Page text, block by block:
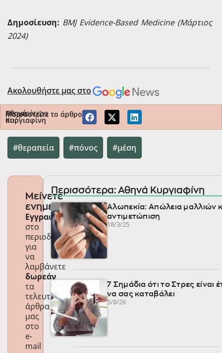
Δημοσίευση: BMJ Evidence-Based Medicine (Μάρτιος
2024)
Ακολουθήστε μας στο
Περισσότερα
από
Αθηνά
Κυργιαφίνη
Μοιραστείτε το άρθρο
θεραπεία , πόνος , μέση
Μείνετε
ενημερωμένοι
Εγγραφείτε
στο
περιοδικό
για
να
λαμβάνετε
δωρεάν
τα
τελευταία
άρθρα
μας
στο
e-
mail
Περισσότερα: Αθηνά Κυργιαφίνη
Αλωπεκία: Απώλεια μαλλιών
αντιμετώπιση
18/3/25
7 Σημάδια ότι το Στρες είναι
να σας καταβάλει
5/8/26